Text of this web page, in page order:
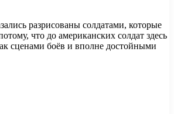
разрисованы солдатами, которые
что до американских солдат здесь
сценами боёв и вполне достойными